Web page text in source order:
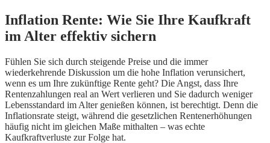
Inflation Rente: Wie Sie Ihre Kaufkraft
im Alter effektiv sichern
Fühlen Sie sich durch steigende Preise und die immer
wiederkehrende Diskussion um die hohe Inflation verunsichert,
wenn es um Ihre zukünftige Rente geht? Die Angst, dass Ihre
Rentenzahlungen real an Wert verlieren und Sie dadurch weniger
Lebensstandard im Alter genießen können, ist berechtigt. Denn die
Inflationsrate steigt, während die gesetzlichen Rentenerhöhungen
häufig nicht im gleichen Maße mithalten – was echte
Kaufkraftverluste zur Folge hat.